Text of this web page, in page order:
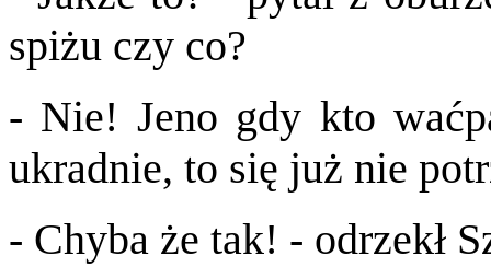
spiżu czy co?
- Nie! Jeno gdy kto
ukradnie, to się już nie
- Chyba że tak! - odrzekł